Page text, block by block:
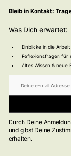
Bleib in Kontakt:
Was Dich erwartet:
Einblicke in die Arbeit
Reflexionsfragen für
Altes Wissen & neue
Durch Deine
und gibst Deine
erhalten.